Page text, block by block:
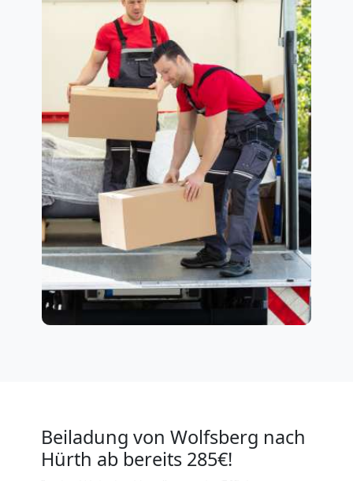
Beiladung von Wolfsberg nach
Hürth ab bereits 285€!